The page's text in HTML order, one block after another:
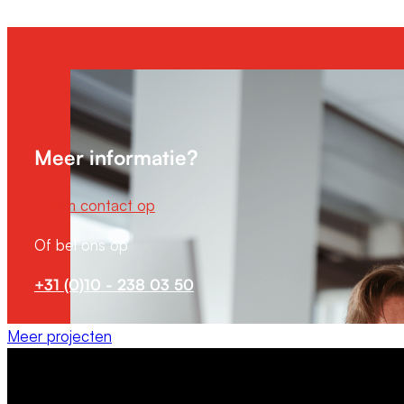
Meer informatie?
Neem contact op
Of bel ons op
+31 (0)10 - 238 03 50
Meer projecten